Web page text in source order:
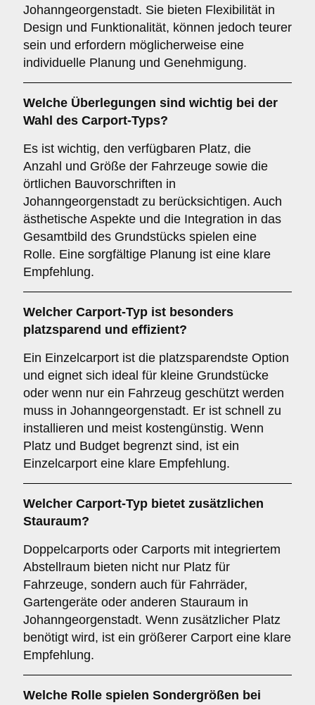
Johanngeorgenstadt. Sie bieten Flexibilität in
Design und Funktionalität, können jedoch teurer
sein und erfordern möglicherweise eine
individuelle Planung und Genehmigung.
Welche Überlegungen sind wichtig bei der
Wahl des Carport-Typs?
Es ist wichtig, den verfügbaren Platz, die
Anzahl und Größe der Fahrzeuge sowie die
örtlichen Bauvorschriften in
Johanngeorgenstadt zu berücksichtigen. Auch
ästhetische Aspekte und die Integration in das
Gesamtbild des Grundstücks spielen eine
Rolle. Eine sorgfältige Planung ist eine klare
Empfehlung.
Welcher Carport-Typ ist besonders
platzsparend und effizient?
Ein Einzelcarport ist die platzsparendste Option
und eignet sich ideal für kleine Grundstücke
oder wenn nur ein Fahrzeug geschützt werden
muss in Johanngeorgenstadt. Er ist schnell zu
installieren und meist kostengünstig. Wenn
Platz und Budget begrenzt sind, ist ein
Einzelcarport eine klare Empfehlung.
Welcher Carport-Typ bietet zusätzlichen
Stauraum?
Doppelcarports oder Carports mit integriertem
Abstellraum bieten nicht nur Platz für
Fahrzeuge, sondern auch für Fahrräder,
Gartengeräte oder anderen Stauraum in
Johanngeorgenstadt. Wenn zusätzlicher Platz
benötigt wird, ist ein größerer Carport eine klare
Empfehlung.
Welche Rolle spielen Sondergrößen bei